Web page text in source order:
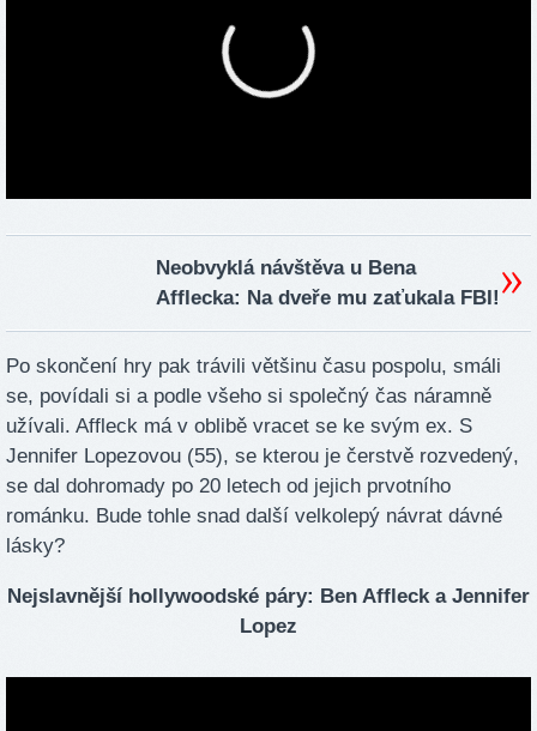
Neobvyklá návštěva u Bena
Afflecka: Na dveře mu zaťukala FBI!
Po skončení hry pak trávili většinu času pospolu, smáli
se, povídali si a podle všeho si společný čas náramně
užívali. Affleck má v oblibě vracet se ke svým ex. S
Jennifer Lopezovou (55), se kterou je čerstvě rozvedený,
se dal dohromady po 20 letech od jejich prvotního
románku. Bude tohle snad další velkolepý návrat dávné
lásky?
Nejslavnější hollywoodské páry: Ben Affleck a Jennifer
Lopez